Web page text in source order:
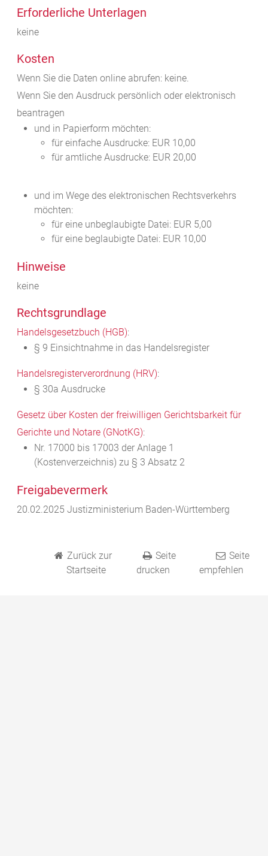
Erforderliche Unterlagen
keine
Kosten
Wenn Sie die Daten online abrufen: keine.
Wenn Sie den Ausdruck persönlich oder elektronisch
beantragen
und in Papierform möchten:
für einfache Ausdrucke: EUR 10,00
für amtliche Ausdrucke: EUR 20,00
und im Wege des elektronischen Rechtsverkehrs
möchten:
für eine unbeglaubigte Datei: EUR 5,00
für eine beglaubigte Datei: EUR 10,00
Hinweise
keine
Rechtsgrundlage
Handelsgesetzbuch (HGB):
§ 9 Einsichtnahme in das Handelsregister
Handelsregisterverordnung (HRV):
§ 30a Ausdrucke
Gesetz über Kosten der freiwilligen Gerichtsbarkeit für
Gerichte und Notare (GNotKG):
Nr. 17000 bis 17003 der Anlage 1
(Kostenverzeichnis) zu § 3 Absatz 2
Freigabevermerk
20.02.2025 Justizministerium Baden-Württemberg
Zurück zur
Startseite
Seite
drucken
Seite
empfehlen